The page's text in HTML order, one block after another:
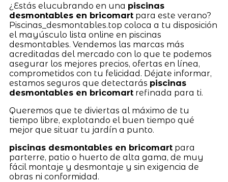
¿Estás elucubrando en una piscinas
desmontables en bricomartpara este verano?
Piscinas_desmontables.top coloca a tu disposición
el mayúsculo lista online en piscinas
desmontables. Vendemos las marcas más
acreditadas del mercado con lo que te podemos
asegurar los mejores precios, ofertas en línea,
comprometidos con tu felicidad. Déjate informar,
estamos seguros que detectarás piscinas
desmontables en bricomartrefinada para ti.
Queremos que te diviertas al máximo de tu
tiempo libre, explotando el buen tiempo qué
mejor que situar tu jardín a punto.
piscinas desmontables en bricomartpara
parterre, patio o huerto de alta gama, de muy
fácil montaje y desmontaje y sin exigencia de
obras ni conformidad.